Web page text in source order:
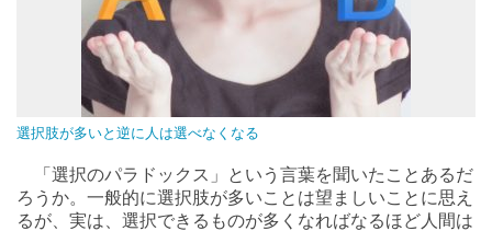
選択肢が多いと逆に人は選べなくなる
「選択のパラドックス」という言葉を聞いたことあるだ
ろうか。一般的に選択肢が多いことは望ましいことに思え
るが、実は、選択できるものが多くなればなるほど人間は